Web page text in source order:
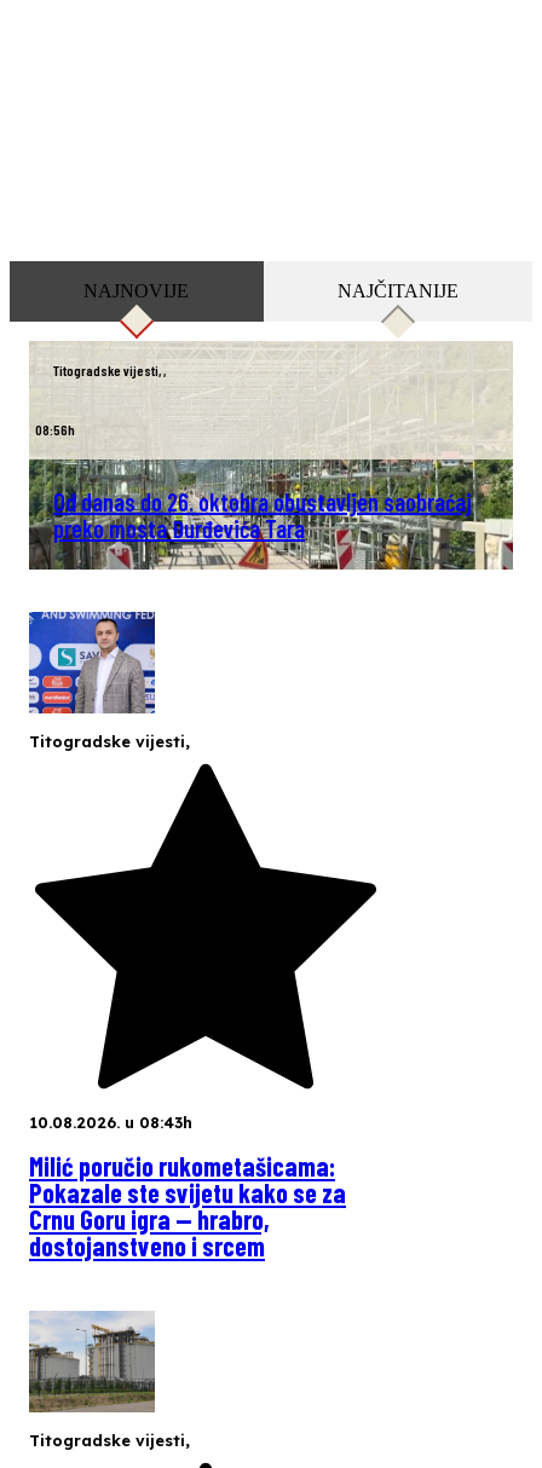
NAJNOVIJE NAJČITANIJE
Titogradske vijesti,,
08:56h
Od danas do 26. oktobra obustavljen saobraćaj
preko mosta Đurđevića Tara
Titogradske vijesti,
10.08.2026. u 08:43h
Milić poručio rukometašicama:
Pokazale ste svijetu kako se za
Crnu Goru igra — hrabro,
dostojanstveno i srcem
Titogradske vijesti,